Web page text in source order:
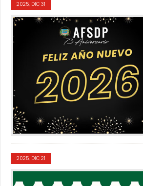
2025, DIC 31
2025, DIC 21